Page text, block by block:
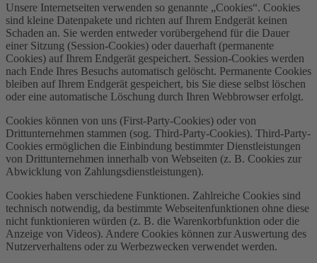
Unsere Internetseiten verwenden so genannte „Cookies“. Cookies
sind kleine Datenpakete und richten auf Ihrem Endgerät keinen
Schaden an. Sie werden entweder vorübergehend für die Dauer
einer Sitzung (Session-Cookies) oder dauerhaft (permanente
Cookies) auf Ihrem Endgerät gespeichert. Session-Cookies werden
nach Ende Ihres Besuchs automatisch gelöscht. Permanente Cookies
bleiben auf Ihrem Endgerät gespeichert, bis Sie diese selbst löschen
oder eine automatische Löschung durch Ihren Webbrowser erfolgt.
Cookies können von uns (First-Party-Cookies) oder von
Drittunternehmen stammen (sog. Third-Party-Cookies). Third-Party-
Cookies ermöglichen die Einbindung bestimmter Dienstleistungen
von Drittunternehmen innerhalb von Webseiten (z. B. Cookies zur
Abwicklung von Zahlungsdienstleistungen).
Cookies haben verschiedene Funktionen. Zahlreiche Cookies sind
technisch notwendig, da bestimmte Webseitenfunktionen ohne diese
nicht funktionieren würden (z. B. die Warenkorbfunktion oder die
Anzeige von Videos). Andere Cookies können zur Auswertung des
Nutzerverhaltens oder zu Werbezwecken verwendet werden.